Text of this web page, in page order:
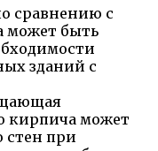
сравнению с
может быть
зданий с
кирпича может
стен при